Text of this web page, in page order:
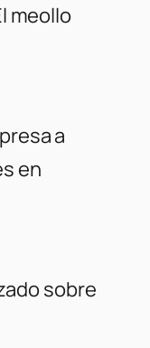
meollo
a
en
sobre